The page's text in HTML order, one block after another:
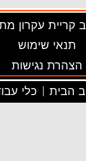
קריית עקרון
תנאי שימוש
הצהרת נגישות
כלי הבית